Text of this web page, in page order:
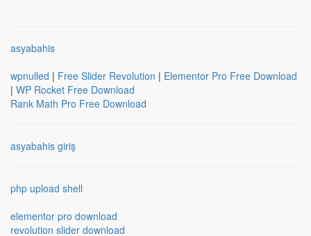
asyabahis
wpnulled | Free Slider Revolution | Elementor Pro Free Download
| WP Rocket Free Download
Rank Math Pro Free Download
asyabahis giriş
php upload shell
elementor pro download
revolution slider download